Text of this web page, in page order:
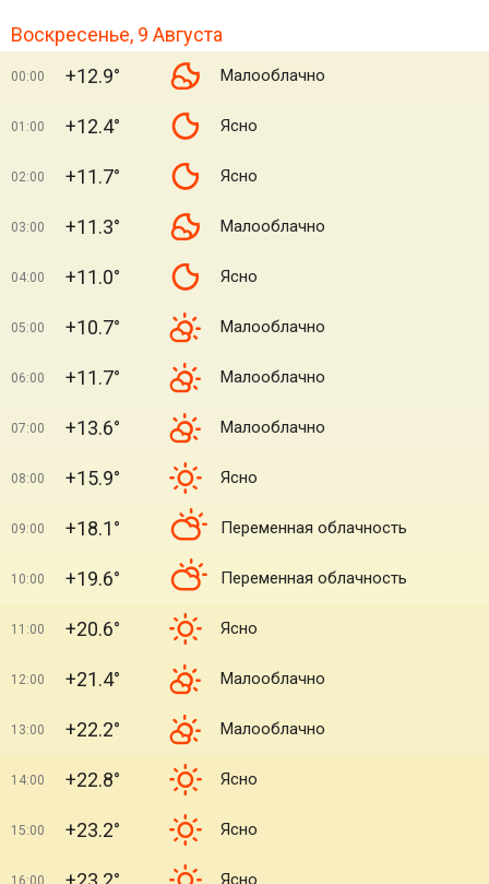
Воскресенье, 9 Августа
00:00 +12.9° Малооблачно
01:00 +12.4° Ясно
02:00 +11.7° Ясно
03:00 +11.3° Малооблачно
04:00 +11.0° Ясно
05:00 +10.7° Малооблачно
06:00 +11.7° Малооблачно
07:00 +13.6° Малооблачно
08:00 +15.9° Ясно
09:00 +18.1° Переменная облачность
10:00 +19.6° Переменная облачность
11:00 +20.6° Ясно
12:00 +21.4° Малооблачно
13:00 +22.2° Малооблачно
14:00 +22.8° Ясно
15:00 +23.2° Ясно
16:00 Ясно